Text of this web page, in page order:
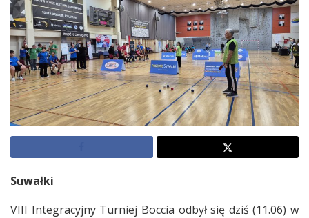
Suwałki
VIII Integracyjny Turniej Boccia odbył się dziś (11.06) w